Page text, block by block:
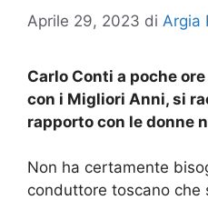
Aprile 29, 2023 di Argia
Carlo Conti a poche
con i Migliori Anni, si
rapporto con le donne
Non ha certamente
conduttore toscano che